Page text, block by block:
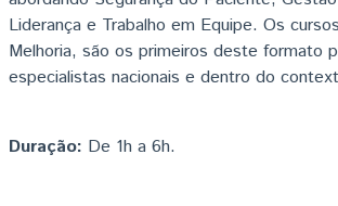
Liderança e Trabalho em Equipe. Os
Melhoria, são os primeiros deste formato
especialistas nacionais e dentro do
Duração: De 1h a 6h.